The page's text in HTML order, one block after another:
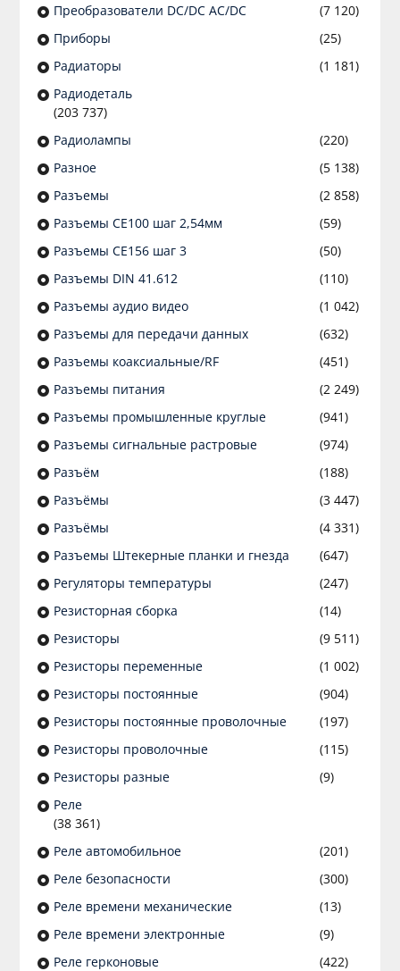
Преобразователи DC/DC AC/DC
(7 120)
Приборы
(25)
Радиаторы
(1 181)
Радиодеталь
(203 737)
Радиолампы
(220)
Разное
(5 138)
Разъeмы
(2 858)
Разъeмы CE100 шаг 2,54мм
(59)
Разъeмы CE156 шаг 3
(50)
Разъeмы DIN 41.612
(110)
Разъeмы аудио видео
(1 042)
Разъeмы для передачи данных
(632)
Разъeмы коаксиальные/RF
(451)
Разъeмы питания
(2 249)
Разъeмы промышленные круглые
(941)
Разъeмы сигнальные растровые
(974)
Разъём
(188)
Разъёмы
(3 447)
Разъёмы
(4 331)
Разъемы Штекерные планки и гнезда
(647)
Регуляторы температуры
(247)
Резисторная сборка
(14)
Резисторы
(9 511)
Резисторы переменные
(1 002)
Резисторы постоянные
(904)
Резисторы постоянные проволочные
(197)
Резисторы проволочные
(115)
Резисторы разные
(9)
Реле
(38 361)
Реле автомобильное
(201)
Реле безопасности
(300)
Реле времени механические
(13)
Реле времени электронные
(9)
Реле герконовые
(422)